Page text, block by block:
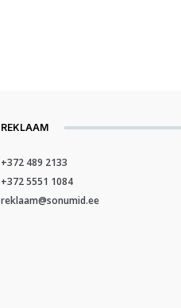
REKLAAM
+372 489 2133
+372 5551 1084
reklaam@sonumid.ee